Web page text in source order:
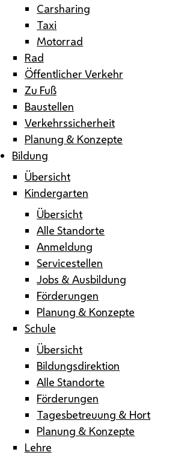
Carsharing
Taxi
Motorrad
Rad
Öffentlicher Verkehr
Zu Fuß
Baustellen
Verkehrssicherheit
Planung & Konzepte
Bildung
Übersicht
Kindergarten
Übersicht
Alle Standorte
Anmeldung
Servicestellen
Jobs & Ausbildung
Förderungen
Planung & Konzepte
Schule
Übersicht
Bildungsdirektion
Alle Standorte
Förderungen
Tagesbetreuung & Hort
Planung & Konzepte
Lehre